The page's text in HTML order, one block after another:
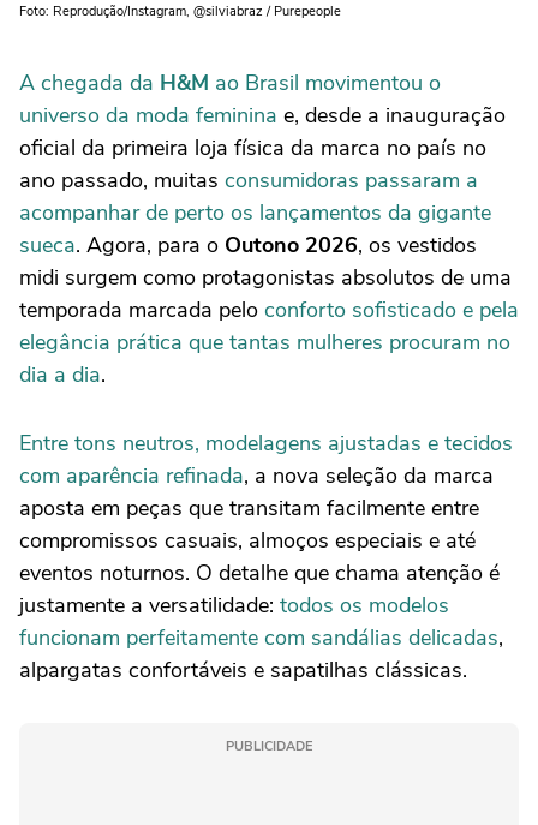
Foto: Reprodução/Instagram, @silviabraz / Purepeople
A chegada da H&M ao Brasil movimentou o
universo da moda feminina e, desde a inauguração
oficial da primeira loja física da marca no país no
ano passado, muitas consumidoras passaram a
acompanhar de perto os lançamentos da gigante
sueca. Agora, para o Outono 2026, os vestidos
midi surgem como protagonistas absolutos de uma
temporada marcada pelo conforto sofisticado e pela
elegância prática que tantas mulheres procuram no
dia a dia.
Entre tons neutros, modelagens ajustadas e tecidos
com aparência refinada, a nova seleção da marca
aposta em peças que transitam facilmente entre
compromissos casuais, almoços especiais e até
eventos noturnos. O detalhe que chama atenção é
justamente a versatilidade: todos os modelos
funcionam perfeitamente com sandálias delicadas,
alpargatas confortáveis e sapatilhas clássicas.
PUBLICIDADE